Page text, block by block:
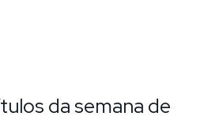
da semana de